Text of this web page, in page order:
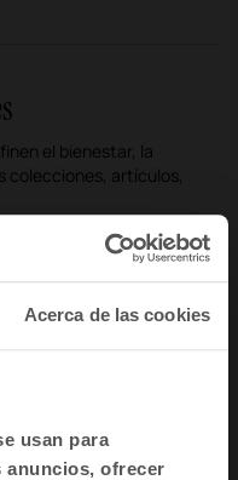
Acerca de las cookies
usan para
anuncios, ofrecer
el bienestar, la
colecciones, artículos,